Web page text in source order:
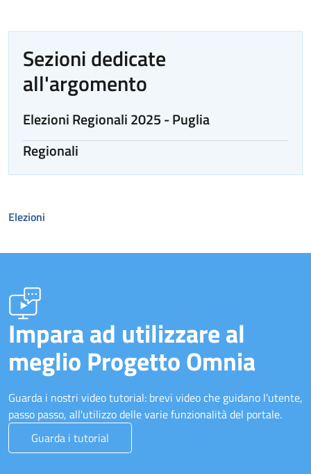
Sezioni dedicate
all'argomento
Elezioni Regionali 2025 - Puglia
Regionali
Elezioni
Impara ad utilizzare al
meglio Progetto Omnia
Guarda i nostri video tutorial: brevi video che guidano l'utente,
passo passo, all'utilizzo delle varie funzionalità del portale.
Guarda i tutorial